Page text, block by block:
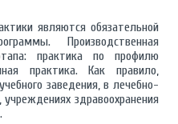
являются обязательной
Производственная
практика по профилю
практика. Как правило,
заведения, в лечебно-
здравоохранения